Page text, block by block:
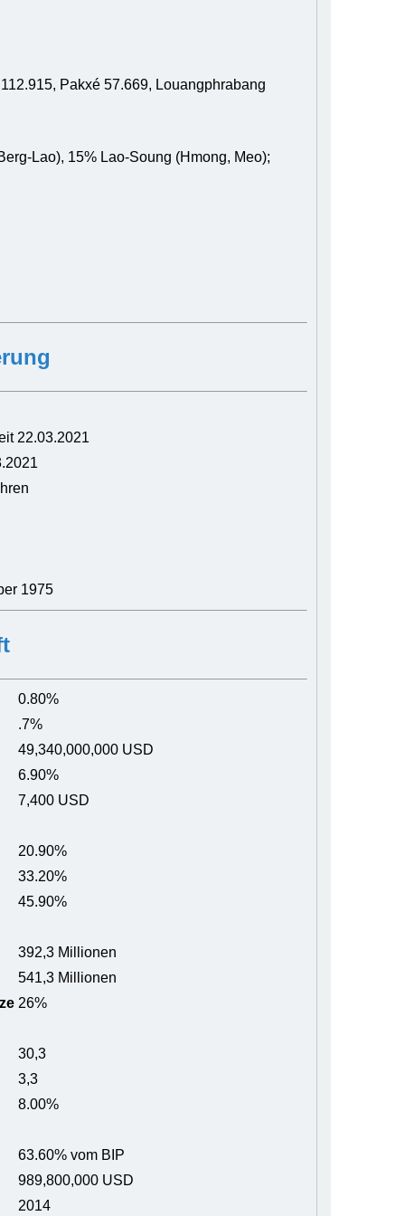
Pakxé 57.669, Louangphrabang
Lao), 15% Lao-Soung (Hmong, Meo);
22.03.2021
1975
0.80%
.7%
49,340,000,000 USD
6.90%
7,400 USD
20.90%
33.20%
45.90%
392,3 Millionen
541,3 Millionen
26%
30,3
3,3
8.00%
63.60% vom BIP
989,800,000 USD
2014